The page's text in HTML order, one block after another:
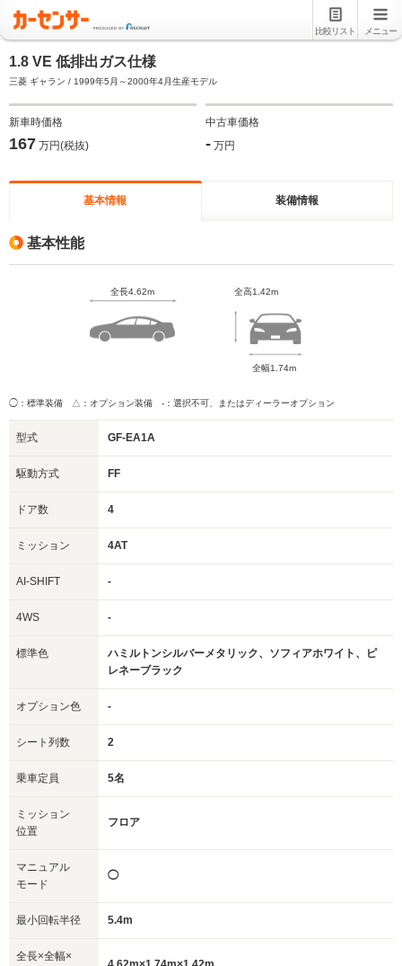
比較リスト メニュー
1.8 VE 低排出ガス仕様
三菱 ギャラン / 1999年5月～2000年4月生産モデル
新車時価格
167 万円(税抜)
中古車価格
- 万円
基本情報 装備情報
基本性能
全長4.62m 全高1.42m
全幅1.74m
◯：標準装備 △：オプション装備 -：選択不可、またはディーラーオプション
型式 GF-EA1A
駆動方式 FF
ドア数 4
ミッション 4AT
AI-SHIFT -
4WS -
標準色
ハミルトンシルバーメタリック、ソフィアホワイト、ピ
レネーブラック
オプション色 -
シート列数 2
乗車定員 5名
ミッション
位置
フロア
マニュアル
モード
◯
最小回転半径 5.4m
全長×全幅×